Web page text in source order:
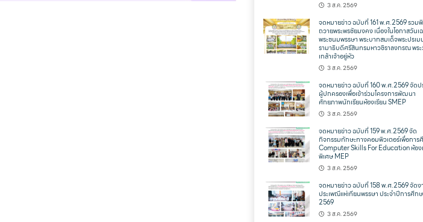
3 ส.ค. 2569
จดหมายข่าว ฉบับที่ 161 พ.ศ.2569 รวม
ถวายพระพรชัยมงคง เนื่องในโอกาสวันเ
พระชนมพรรษา พระบาทสมเด็จพระปรเ
รามาธิบดีศรีสินทรมหาวชิราลงกรณ พร
เกล้าเจ้าอยู่หัว
3 ส.ค. 2569
จดหมายข่าว ฉบับที่ 160 พ.ศ.2569 จัดป
ผู้ปกครองเพื่อเข้าร่วมโครงการพัฒนา
ศักยภาพนักเรียนห้องเรียน SMEP
3 ส.ค. 2569
จดหมายข่าว ฉบับที่ 159 พ.ศ.2569 จัด
กิจกรรมทักษะทางคอมพิวเตอร์เพื่อการ
Computer Skills For Education ห้อง
พิเศษ MEP
3 ส.ค. 2569
จดหมายข่าว ฉบับที่ 158 พ.ศ.2569 จัดง
ประเพณีแห่เทียนพรรษา ประจำปีการศึก
2569
3 ส.ค. 2569